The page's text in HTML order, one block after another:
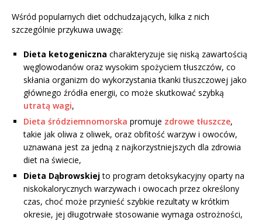
Wśród popularnych diet odchudzających, kilka z nich
szczególnie przykuwa uwagę:
Dieta ketogeniczna charakteryzuje się niską zawartością
węglowodanów oraz wysokim spożyciem tłuszczów, co
skłania organizm do wykorzystania tkanki tłuszczowej jako
głównego źródła energii, co może skutkować szybką
utratą wagi,
Dieta śródziemnomorska promuje zdrowe tłuszcze,
takie jak oliwa z oliwek, oraz obfitość warzyw i owoców,
uznawana jest za jedną z najkorzystniejszych dla zdrowia
diet na świecie,
Dieta Dąbrowskiejto program detoksykacyjny oparty na
niskokalorycznych warzywach i owocach przez określony
czas, choć może przynieść szybkie rezultaty w krótkim
okresie, jej długotrwałe stosowanie wymaga ostrożności,